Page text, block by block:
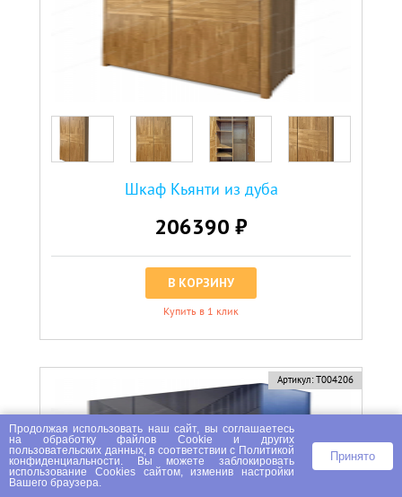
Шкаф Кьянти из дуба
206390 ₽
В КОРЗИНУ
Купить в 1 клик
Артикул: Т004206
Продолжая использовать наш сайт, вы соглашаетесь
на обработку файлов Сookie и других
пользовательских данных, в соответствии с Политикой
конфиденциальности . Вы можете заблокировать
использование Cookies сайтом, изменив настройки
Вашего браузера.
Принято